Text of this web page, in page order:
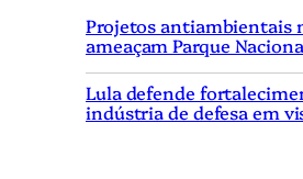
Projetos antiambientais
ameaçam Parque
Lula defende
indústria de defesa em